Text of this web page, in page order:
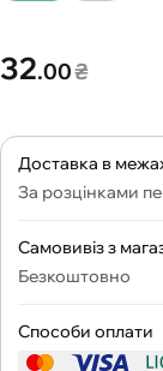
32.00₴
Доставка в
За розцінками
Самовивіз з
Безкоштовно
Способи оплати